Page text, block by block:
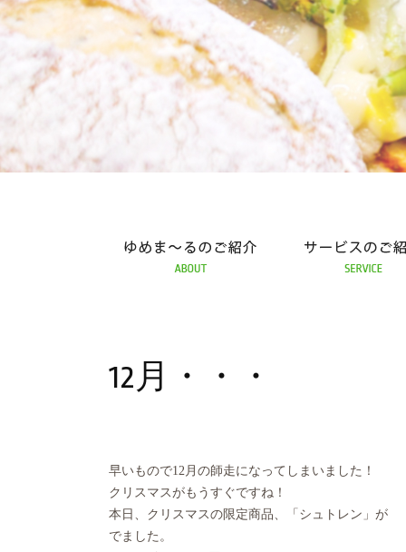
12月・・・
早いもので12月の師走になってしまいました！
クリスマスがもうすぐですね！
本日、クリスマスの限定商品、「シュトレン」が
でました。